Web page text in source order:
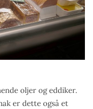
oljer og eddiker.
er dette også et